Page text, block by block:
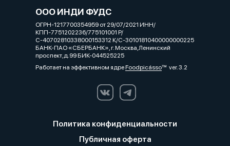
ООО ИНДИ ФУДС
ОГРН-1217700354959 от 29/07/2021 ИНН/
КПП-7751202236/775101001 Р/
С-40702810338000153312 К/С-30101810400000000225
БАНК-ПАО «СБЕРБАНК», г. Москва,Ленинский
проспект,д.99 БИК-044525225
Работает на эффективном ядреFoodpicássover. 3.2
Политика конфиденциальности
Публичная оферта